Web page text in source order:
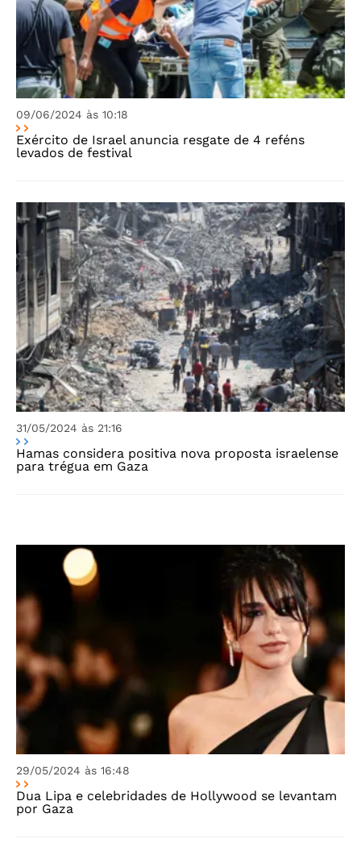
09/06/2024 às 10:18
Exército de Israel anuncia resgate de 4 reféns
levados de festival
31/05/2024 às 21:16
Hamas considera positiva nova proposta israelense
para trégua em Gaza
29/05/2024 às 16:48
Dua Lipa e celebridades de Hollywood se levantam
por Gaza